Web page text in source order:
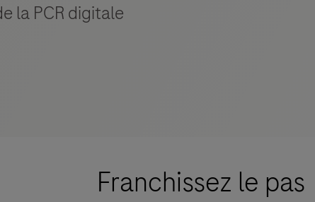
la PCR digitale
Franchissez le pas